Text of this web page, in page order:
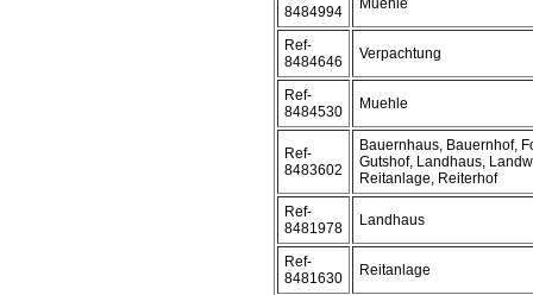
8484994
Muehle
Ref-
8484646
Verpachtung
Ref-
8484530
Muehle
Ref-
8483602
Bauernhaus, Bauernhof,
Gutshof, Landhaus,
Reitanlage, Reiterhof
Ref-
8481978
Landhaus
Ref-
8481630
Reitanlage